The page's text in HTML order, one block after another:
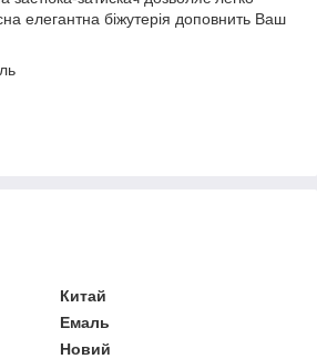
елегантна біжутерія доповнить Ваш
Китай
Емаль
Новий